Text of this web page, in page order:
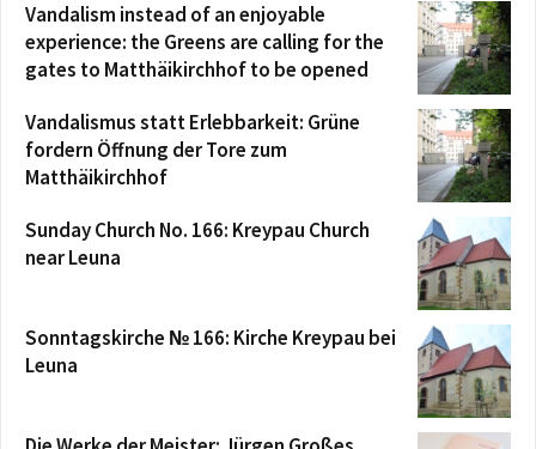
Vandalism instead of an enjoyable
experience: the Greens are calling for the
gates to Matthäikirchhof to be opened
Vandalismus statt Erlebbarkeit: Grüne
fordern Öffnung der Tore zum
Matthäikirchhof
Sunday Church No. 166: Kreypau Church
near Leuna
Sonntagskirche № 166: Kirche Kreypau bei
Leuna